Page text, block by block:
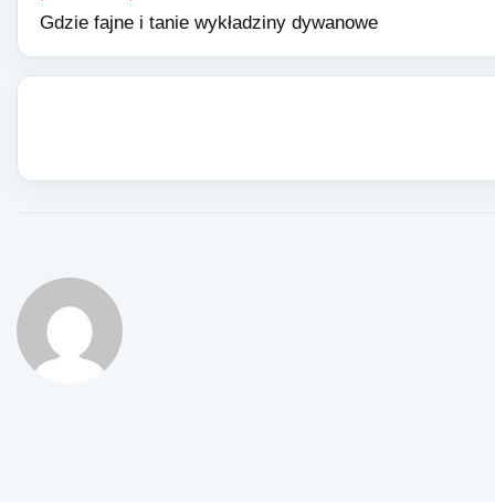
Gdzie fajne i tanie wykładziny dywanowe